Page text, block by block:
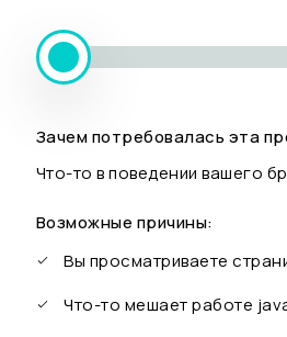
Зачем потребовалась эта
Что-то в поведении вашего
Возможные причины:
Вы просматриваете
Что-то мешает работе